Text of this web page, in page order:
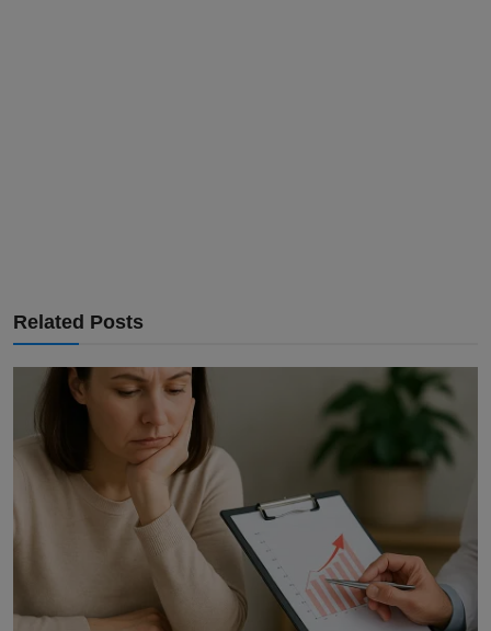
Related Posts